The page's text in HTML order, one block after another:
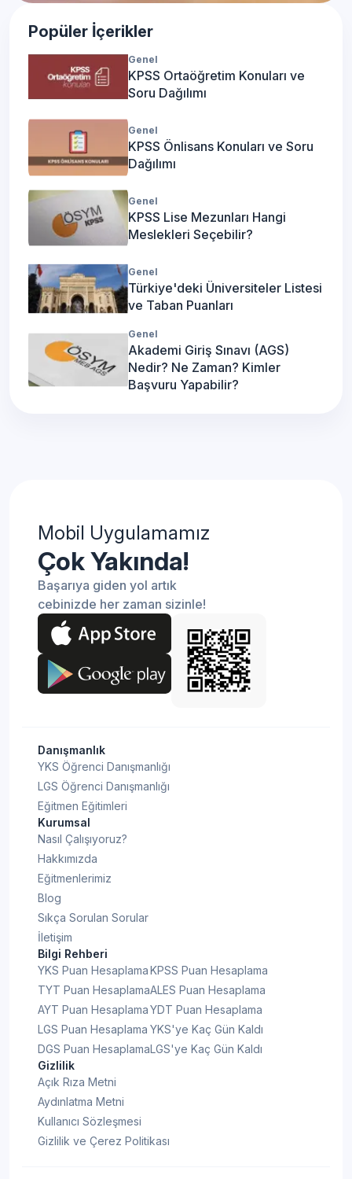
Popüler İçerikler
Genel
KPSS Ortaöğretim Konuları ve
Soru Dağılımı
Genel
KPSS Önlisans Konuları ve Soru
Dağılımı
Genel
KPSS Lise Mezunları Hangi
Meslekleri Seçebilir?
Genel
Türkiye'deki Üniversiteler Listesi
ve Taban Puanları
Genel
Akademi Giriş Sınavı (AGS)
Nedir? Ne Zaman? Kimler
Başvuru Yapabilir?
Mobil Uygulamamız
Çok Yakında!
Başarıya giden yol artık
cebinizde her zaman sizinle!
Danışmanlık
YKS Öğrenci Danışmanlığı
LGS Öğrenci Danışmanlığı
Eğitmen Eğitimleri
Kurumsal
Nasıl Çalışıyoruz?
Hakkımızda
Eğitmenlerimiz
Blog
Sıkça Sorulan Sorular
İletişim
Bilgi Rehberi
YKS Puan Hesaplama
TYT Puan Hesaplama
AYT Puan Hesaplama
LGS Puan Hesaplama
DGS Puan Hesaplama
KPSS Puan Hesaplama
ALES Puan Hesaplama
YDT Puan Hesaplama
YKS'ye Kaç Gün Kaldı
LGS'ye Kaç Gün Kaldı
Gizlilik
Açık Rıza Metni
Aydınlatma Metni
Kullanıcı Sözleşmesi
Gizlilik ve Çerez Politikası